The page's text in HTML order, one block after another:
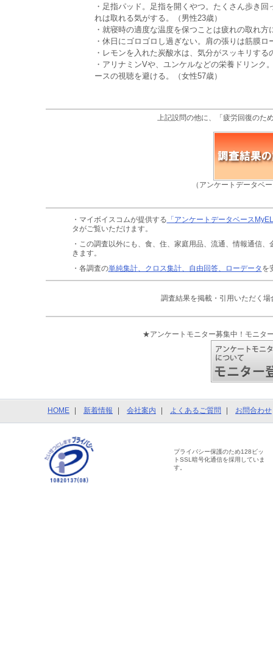
・足指パッド。足指を開くやつ。たくさん歩き
れは取れる気がする。（男性23歳）
・就寝時の適度な温度を保つことは疲れの取れ
・休日にゴロゴロし過ぎない。肩の張りは筋膜
・レモンを入れた炭酸水は、気分がスッキリす
・アリナミンVや、ユンケルなどの栄養ドリンク
ースの視聴を避ける。（女性57歳）
上記設問の他に、「疲労回復のた
（アンケートデータベ
・マイボイスコムが提供する 「アンケートデータベース
タがご覧いただけます。
・この調査以外にも、食、住、家庭用品、流通、情報通信、
きます。
・各調査の単純集計、クロス集計、自由回答、ローデータ を
調査結果を掲載・引用いただく場
★アンケートモニター募集中！モニタ
HOME 新着情報 会社案内 よくあるご質問 お問合わせ
プライバシー保護のため128ビッ
トSSL暗号化通信を採用していま
す。